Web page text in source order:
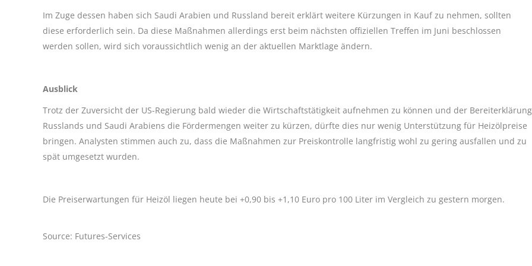
Im Zuge dessen haben sich Saudi Arabien und Russland bereit erklärt weitere Kürzungen in Kauf zu nehmen, sollten
diese erforderlich sein. Da diese Maßnahmen allerdings erst beim nächsten offiziellen Treffen im Juni beschlossen
werden sollen, wird sich voraussichtlich wenig an der aktuellen Marktlage ändern.
Ausblick
Trotz der Zuversicht der US-Regierung bald wieder die Wirtschaftstätigkeit aufnehmen zu können und der Bereiterklärung
Russlands und Saudi Arabiens die Fördermengen weiter zu kürzen, dürfte dies nur wenig Unterstützung für Heizölpreise
bringen. Analysten stimmen auch zu, dass die Maßnahmen zur Preiskontrolle langfristig wohl zu gering ausfallen und zu
spät umgesetzt wurden.
Die Preiserwartungen für Heizöl liegen heute bei +0,90 bis +1,10 Euro pro 100 Liter im Vergleich zu gestern morgen.
Source: Futures-Services